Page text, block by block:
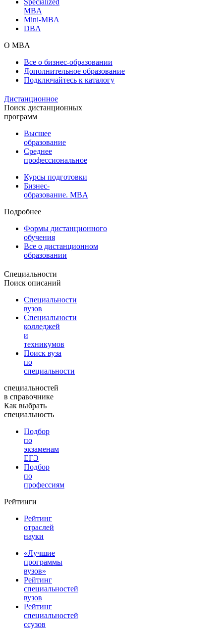
MBA
Mini-MBA
DBA
О MBA
Все о бизнес-образовании
Дополнительное образование
Подключайтесь к каталогу
Дистанционное
Поиск дистанционных
программ
Высшее
образование
Среднее
профессиональное
Курсы подготовки
Бизнес-
образование. MBA
Подробнее
Формы дистанционного
обучения
Все о дистанционном
образовании
Специальности
Поиск описаний
Специальности
вузов
Специальности
колледжей
и
техникумов
Поиск вуза
по
специальности
специальностей
в справочнике
Как выбрать
специальность
Подбор
по
экзаменам
ЕГЭ
Подбор
по
профессиям
Рейтинги
Рейтинг
отраслей
науки
«Лучшие
программы
вузов»
Рейтинг
специальностей
вузов
Рейтинг
специальностей
ссузов